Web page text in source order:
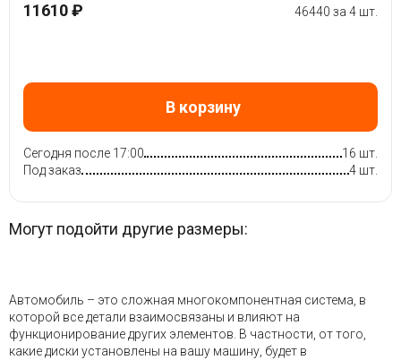
11610 ₽ 46440 за 4 шт.
В корзину
Сегодня после 17:00
16 шт.
Под заказ
4 шт.
Могут подойти другие размеры:
Автомобиль – это сложная многокомпонентная система, в
которой все детали взаимосвязаны и влияют на
функционирование других элементов. В частности, от того,
какие диски установлены на вашу машину, будет в